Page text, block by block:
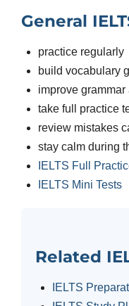
General
practice regularly
build vocabulary
improve grammar
take full practice
review mistakes
stay calm during
IELTS Full
IELTS Mini Tests
Related
IELTS